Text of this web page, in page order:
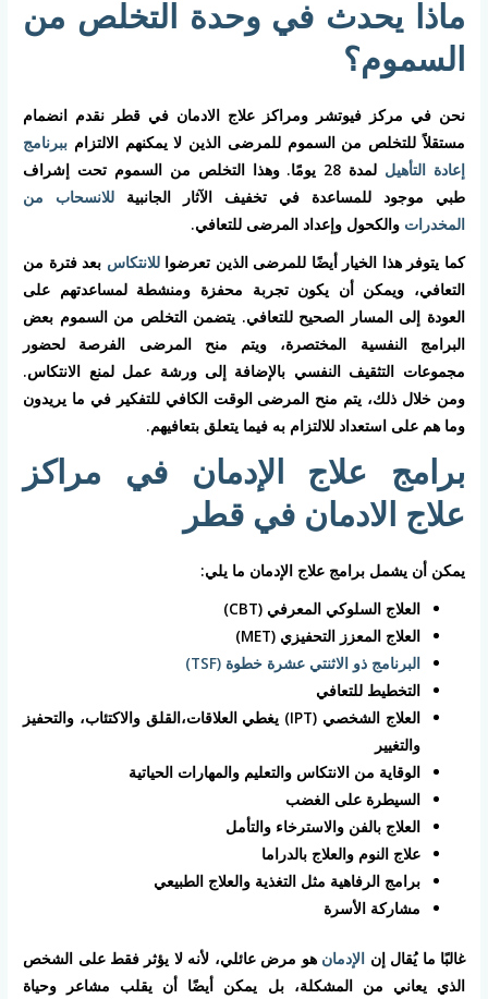
ماذا يحدث في وحدة التخلص من
السموم؟
نحن في مركز فيوتشر ومراكز علاج الادمان في قطر نقدم انضمام
مستقلاً للتخلص من السموم للمرضى الذين لا يمكنهم الالتزام ببرنامج
إعادة التأهيل
لمدة 28 يومًا. وهذا التخلص من السموم تحت إشراف
طبي موجود للمساعدة في تخفيف الآثار الجانبية للانسحاب من
المخدرات والكحول وإعداد المرضى للتعافي.
كما يتوفر هذا الخيار أيضًا للمرضى الذين تعرضواللانتكاس بعد فترة من
التعافي، ويمكن أن يكون تجربة محفزة ومنشطة لمساعدتهم على
العودة إلى المسار الصحيح للتعافي. يتضمن التخلص من السموم بعض
البرامج النفسية المختصرة، ويتم منح المرضى الفرصة لحضور
مجموعات التثقيف النفسي بالإضافة إلى ورشة عمل لمنع الانتكاس.
ومن خلال ذلك، يتم منح المرضى الوقت الكافي للتفكير في ما يريدون
وما هم على استعداد للالتزام به فيما يتعلق بتعافيهم.
برامج علاج الإدمان في مراكز
علاج الادمان في قطر
يمكن أن يشمل برامج علاج الإدمان ما يلي:
العلاج السلوكي المعرفي (CBT)
العلاج المعزز التحفيزي (MET)
البرنامج ذو الاثنتي عشرة خطوة (TSF)
التخطيط للتعافي
العلاج الشخصي (IPT) يغطي العلاقات،القلق والاكتئاب، والتحفيز
والتغيير
الوقاية من الانتكاس والتعليم والمهارات الحياتية
السيطرة على الغضب
العلاج بالفن والاسترخاء والتأمل
علاج النوم والعلاج بالدراما
برامج الرفاهية مثل التغذية والعلاج الطبيعي
مشاركة الأسرة
غالبًا ما يُقال إن الإدمان هو مرض عائلي، لأنه لا يؤثر فقط على الشخص
الذي يعاني من المشكلة، بل يمكن أيضًا أن يقلب مشاعر وحياة